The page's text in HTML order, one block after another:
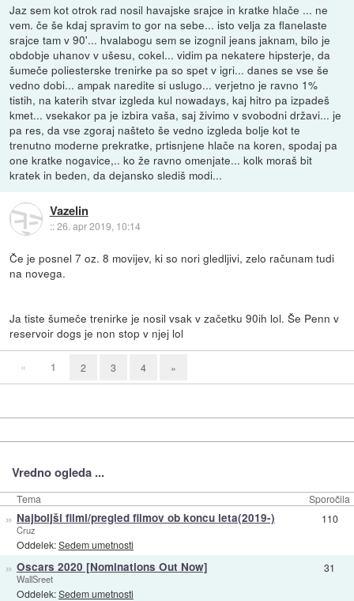
Jaz sem kot otrok rad nosil havajske srajce in kratke hlače ... ne
vem. če še kdaj spravim to gor na sebe... isto velja za flanelaste
srajce tam v 90'... hvalabogu sem se izognil jeans jaknam, bilo je
obdobje uhanov v ušesu, cokel... vidim pa nekatere hipsterje, da
šumeče poliesterske trenirke pa so spet v igri... danes se vse še
vedno dobi... ampak naredite si uslugo... verjetno je ravno 1%
tistih, na katerih stvar izgleda kul nowadays, kaj hitro pa izpadeš
kmet... vsekakor pa je izbira vaša, saj živimo v svobodni državi... je
pa res, da vse zgoraj našteto še vedno izgleda bolje kot te
trenutno moderne prekratke, prtisnjene hlače na koren, spodaj pa
one kratke nogavice,.. ko že ravno omenjate... kolk moraš bit
kratek in beden, da dejansko slediš modi...
Vazelin
::26. apr 2019, 10:14
Če je posnel 7 oz. 8 movijev, ki so nori gledljivi, zelo računam tudi
na novega.
Ja tiste šumeče trenirke je nosil vsak v začetku 90ih lol. Še Penn v
reservoir dogs je non stop v njej lol
« 1 2 3 4 »
Vredno ogleda ...
Tema Sporočila
» Najboljši filmi/pregled filmov ob koncu leta(2019-)
Cruz
Oddelek:Sedem umetnosti
110
» Oscars 2020 [Nominations Out Now]
WallSreet
Oddelek:Sedem umetnosti
31